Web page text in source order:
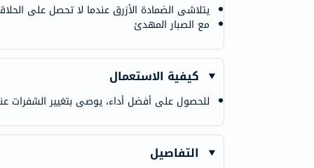
يتلاشى الضمادة الأزرق عندما لا تحصل على
مع الصبار المهدئ
كيفية الاستعمال
للحصول على أفضل أداء، يوصى بتغيير الشفرات
التفاصيل